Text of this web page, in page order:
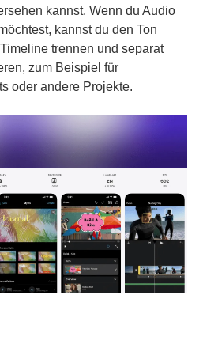
kannst. Wenn du Audio
kannst du den Ton
trennen und separat
zum Beispiel für
oder andere Projekte.